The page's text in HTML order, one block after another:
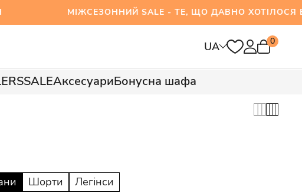
МІЖСЕЗОННИЙ SALE - ТЕ, ЩО ДАВНО ХОТІЛОСЯ
UA 0
SALEАксесуариБонусна шафа
Шорти Легінси